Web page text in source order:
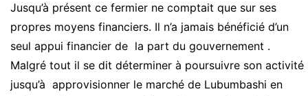
Jusqu’à présent ce fermier ne comptait que sur ses
propres moyens financiers. Il n’a jamais bénéficié d’un
seul appui financier de la part du gouvernement .
Malgré tout il se dit déterminer à poursuivre son activité
jusqu’à approvisionner le marché de Lubumbashi en